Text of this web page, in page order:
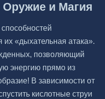
и Магия
«дыхательная атака».
позволяющий
энергию прямо из
В зависимости от
кислотные струи